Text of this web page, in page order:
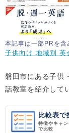
本記事は一部PRを含
子供向け 地域別 英
磐田市にある子供
話教室を紹介して
比較表で
特徴やキャ
で比較